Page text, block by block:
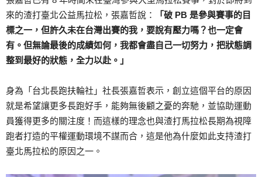
來的渣打臺北公益馬拉松，張嘉哲說：
「破 PB 是參與賽事的目
標之一，但許久未在台灣出賽的我，要說有壓力嗎？也一定會
有。但無論最後的成績如何，我都會盡自己一切努力，把狀態調
整到最好的狀態，全力以赴。」
身為「台北長跑扶輪社」社長張嘉哲表示，創立這個平台的原因
就是希望讓更多長跑好手，能夠無後顧之憂的奔馳，並協助運動
員獲得更多的關注度！而這樣的理念也與渣打馬拉松長期為視障
跑者打造的平權運動環境不謀而合，這是他為什麼如此支持渣打
臺北馬拉松的原因之一。